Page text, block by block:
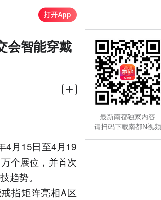
会智能穿戴
4月15日至4月19
个展位，并首次
趋势。
指矩阵亮相A区
最新南都独家内容
请扫码下载南都N视频